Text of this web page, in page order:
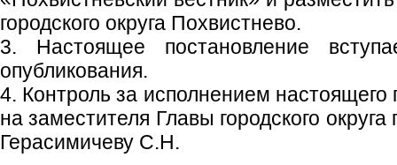
городского округа Похвистнево.
3. Настоящее постановление
опубликования.
4. Контроль за исполнением настоящего
на заместителя Главы городского
Герасимичеву С.Н.